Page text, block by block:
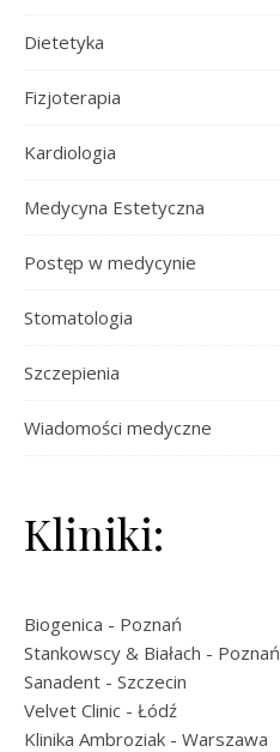
Dietetyka
Fizjoterapia
Kardiologia
Medycyna Estetyczna
Postęp w medycynie
Stomatologia
Szczepienia
Wiadomości medyczne
Kliniki:
Biogenica - Poznań
Stankowscy & Białach - Poznań
Sanadent - Szczecin
Velvet Clinic - Łódź
Klinika Ambroziak - Warszawa